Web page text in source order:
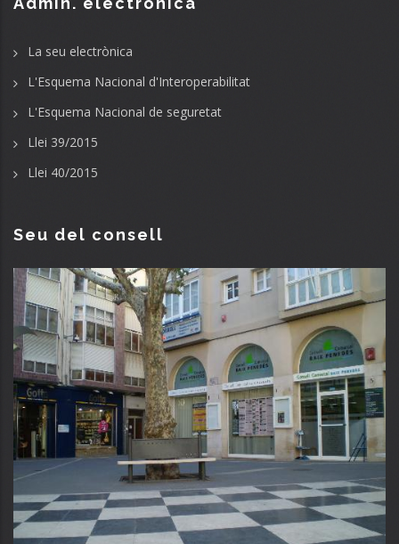
La seu electrònica
L'Esquema Nacional d'Interoperabilitat
L'Esquema Nacional de seguretat
Llei 39/2015
Llei 40/2015
Seu del consell